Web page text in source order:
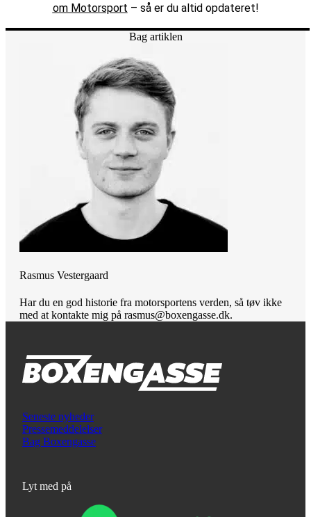
om Motorsport – så er du altid opdateret!
Bag artiklen
Rasmus Vestergaard
Har du en god historie fra motorsportens verden, så tøv ikke
med at kontakte mig på rasmus@boxengasse.dk.
Seneste nyheder
Pressemeddelelser
Bag Boxengasse
Lyt med på